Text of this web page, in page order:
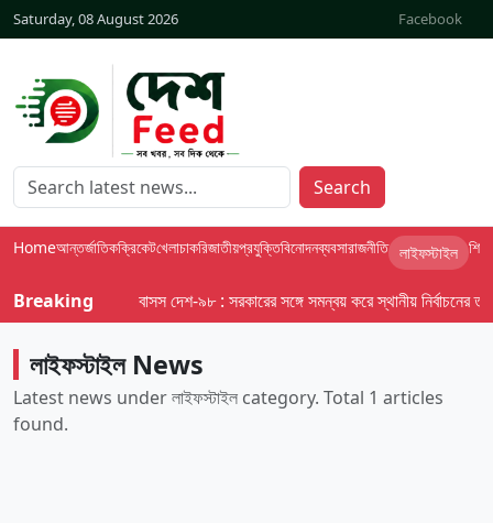
Saturday, 08 August 2026 Facebook
Search
Homeআন্তর্জাতিকক্রিকেটখেলাচাকরিজাতীয়প্রযুক্তিবিনোদনব্যবসারাজনীতি লাইফস্টাইল শিক্ষা
Breaking বাসস দেশ-৯৮ : সরকারের সঙ্গে সমন্বয় করে স্থানীয় নির্বাচনের
লাইফস্টাইল News
Latest news under লাইফস্টাইল category. Total 1 articles
found.